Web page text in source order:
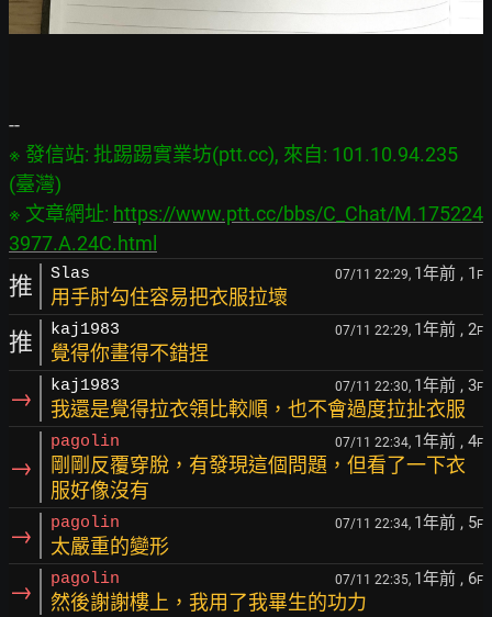
※ 發信站: 批踢踢實業坊(ptt.cc), 來自: 101.10.94.235
(臺灣)
※ 文章網址: https://www.ptt.cc/bbs/C_Chat/M.175224
3977.A.24C.html
推 Slas 07/11 22:29, 1年前 , 1 F
用手肘勾住容易把衣服拉壞
推 kaj1983 07/11 22:29, 1年前 , 2F
覺得你畫得不錯捏
→ kaj1983 07/11 22:30, 1年前 , 3F
我還是覺得拉衣領比較順，也不會過度拉扯衣服
→
pagolin 07/11 22:34, 1年前 , 4F
剛剛反覆穿脫，有發現這個問題，但看了一下衣
服好像沒有
→ pagolin 07/11 22:34, 1年前 , 5F
太嚴重的變形
→ pagolin 07/11 22:35, 1年前 , 6F
然後謝謝樓上，我用了我畢生的功力